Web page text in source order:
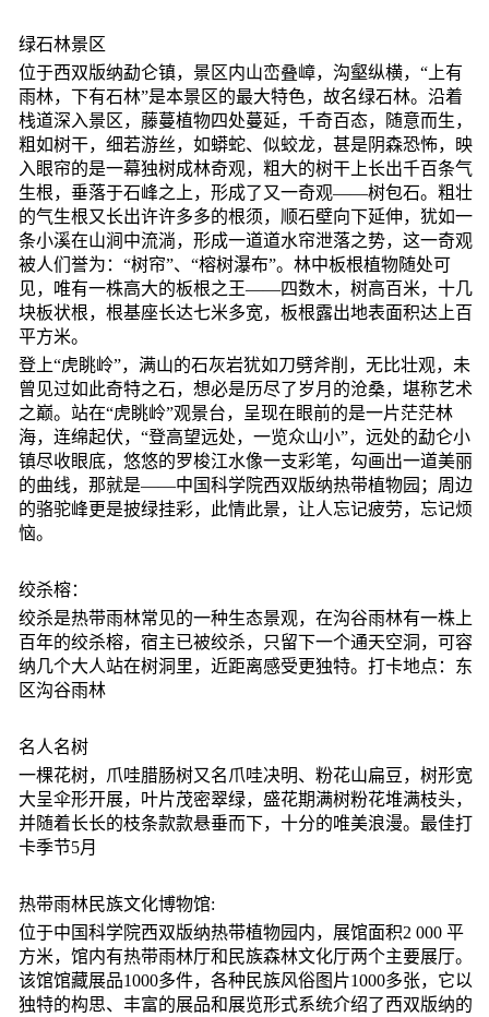
绿石林景区
位于西双版纳勐仑镇，景区内山峦叠嶂，沟壑纵横，“上有
雨林，下有石林”是本景区的最大特色，故名绿石林。沿着
栈道深入景区，藤蔓植物四处蔓延，千奇百态，随意而生，
粗如树干，细若游丝，如蟒蛇、似蛟龙，甚是阴森恐怖，映
入眼帘的是一幕独树成林奇观，粗大的树干上长出千百条气
生根，垂落于石峰之上，形成了又一奇观——树包石。粗壮
的气生根又长出许许多多的根须，顺石壁向下延伸，犹如一
条小溪在山涧中流淌，形成一道道水帘泄落之势，这一奇观
被人们誉为：“树帘”、“榕树瀑布”。林中板根植物随处可
见，唯有一株高大的板根之王——四数木，树高百米，十几
块板状根，根基座长达七米多宽，板根露出地表面积达上百
平方米。
登上“虎眺岭”，满山的石灰岩犹如刀劈斧削，无比壮观，未
曾见过如此奇特之石，想必是历尽了岁月的沧桑，堪称艺术
之巅。站在“虎眺岭”观景台，呈现在眼前的是一片茫茫林
海，连绵起伏，“登高望远处，一览众山小”，远处的勐仑小
镇尽收眼底，悠悠的罗梭江水像一支彩笔，勾画出一道美丽
的曲线，那就是——中国科学院西双版纳热带植物园；周边
的骆驼峰更是披绿挂彩，此情此景，让人忘记疲劳，忘记烦
恼。
绞杀榕：
绞杀是热带雨林常见的一种生态景观，在沟谷雨林有一株上
百年的绞杀榕，宿主已被绞杀，只留下一个通天空洞，可容
纳几个大人站在树洞里，近距离感受更独特。打卡地点：东
区沟谷雨林
名人名树
一棵花树，爪哇腊肠树又名爪哇决明、粉花山扁豆，树形宽
大呈伞形开展，叶片茂密翠绿，盛花期满树粉花堆满枝头，
并随着长长的枝条款款悬垂而下，十分的唯美浪漫。最佳打
卡季节5月
热带雨林民族文化博物馆:
位于中国科学院西双版纳热带植物园内，展馆面积2 000 平
方米，馆内有热带雨林厅和民族森林文化厅两个主要展厅。
该馆馆藏展品1000多件，各种民族风俗图片1000多张，它以
独特的构思、丰富的展品和展览形式系统介绍了西双版纳的